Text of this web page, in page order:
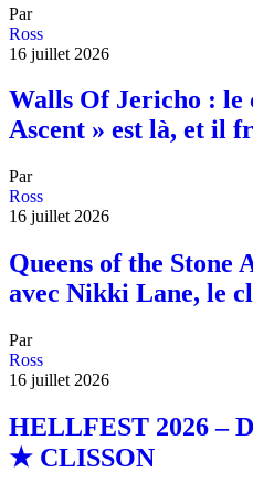
Par
Ross
16 juillet 2026
Walls Of Jericho : le
Ascent » est là, et il
Par
Ross
16 juillet 2026
Queens of the Stone
avec Nikki Lane, le
Par
Ross
16 juillet 2026
HELLFEST 2026 –
★ CLISSON